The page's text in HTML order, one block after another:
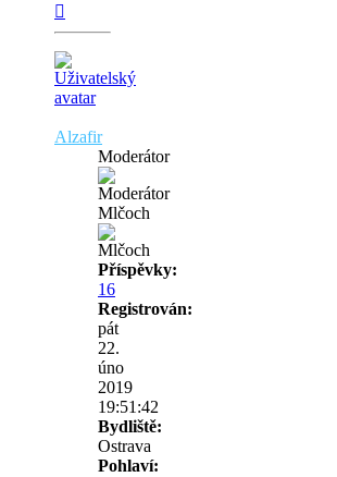
Alzafir
Moderátor
Mlčoch
Příspěvky:
16
Registrován:
pát
22.
úno
2019
19:51:42
Bydliště:
Ostrava
Pohlaví: